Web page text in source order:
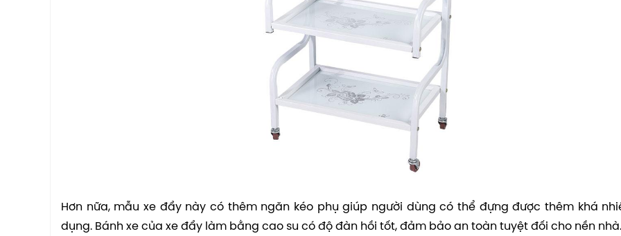
Hơn nữa, mẫu xe đẩy này có thêm ngăn kéo phụ giúp người dùng có thể đựng được thêm khá
dụng. Bánh xe của xe đẩy làm bằng cao su có độ đàn hồi tốt, đảm bảo an toàn tuyệt đối cho nền nhà.